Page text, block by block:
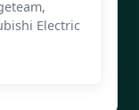
Electric